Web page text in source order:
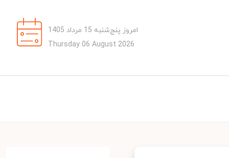
امروز پنج‌شنبه 15 مرداد 1405
Thursday 06 August 2026